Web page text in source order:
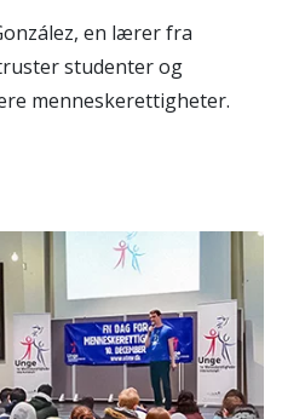
en lærer fra
studenter og
menneskerettigheter.